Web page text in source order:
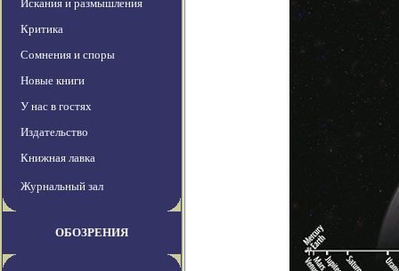
Искания и размышления
Критика
Сомнения и споры
Новые книги
У нас в гостях
Издательство
Книжная лавка
Журнальный зал
ОБОЗРЕНИЯ